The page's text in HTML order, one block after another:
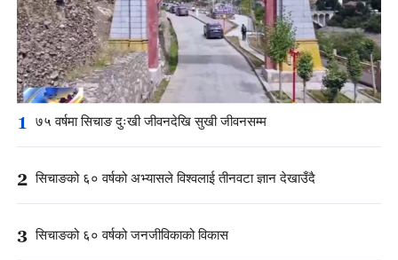
1 ७५ वर्षमा सिचाङ दुःखी जीवनदेखि सुखी जीवनसम्म
2 सिचाङको ६० वर्षको अभ्यासले विश्वलाई तीनवटा ज्ञान देखाउँदै
3 सिचाङको ६० वर्षको जनजीविकाको विकास